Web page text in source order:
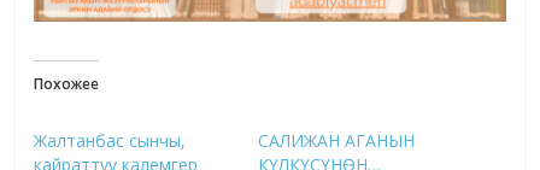
Похожее
Жалтанбас сынчы,
кайраттуу калемгер
САЛИЖАН АГАНЫН
КҮЛКҮСҮНӨН…